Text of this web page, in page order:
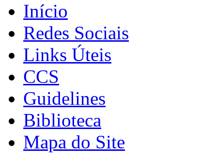
Início
Redes Sociais
Links Úteis
CCS
Guidelines
Biblioteca
Mapa do Site